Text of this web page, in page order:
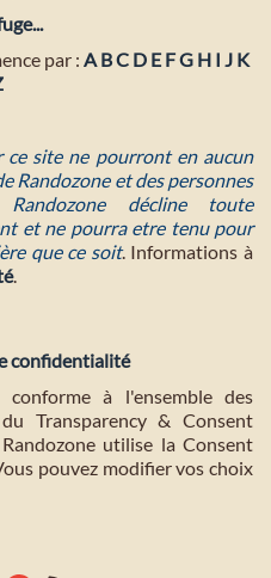
par : A BC D E FG H I J K
ce site ne pourront en aucun
Randozone et des personnes
décline toute
et ne pourra etre tenu pour
que ce soit. Informations à
.
confidentialité
à l'ensemble des
Transparency & Consent
utilise la Consent
pouvez modifier vos choix